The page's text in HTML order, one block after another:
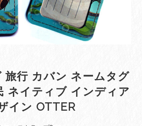
旅行 カバン ネームタグ
ネイティブ インディア
イン OTTER